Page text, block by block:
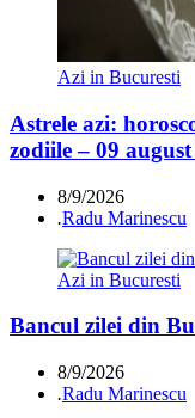
Azi in Bucuresti
Astrele azi:
zodiile – 09
8/9/2026
.Radu Marinescu
Azi in Bucuresti
Bancul zilei din
8/9/2026
.Radu Marinescu